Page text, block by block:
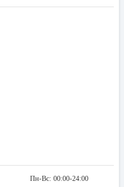
Пн-Вс: 00:00-24:00